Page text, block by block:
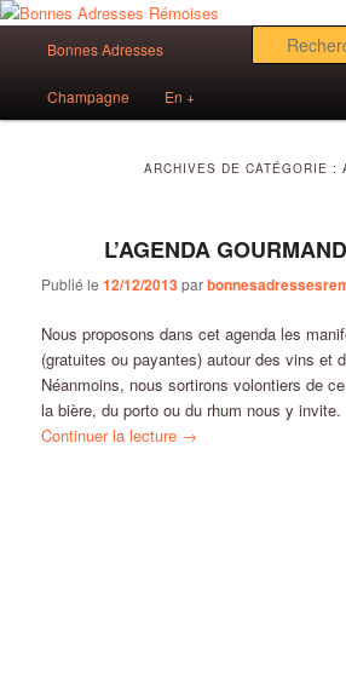
Aller
contenu
principal
Aller
contenu
secondaireBonnes Adresses
Des bonnes adresses sur Reims!
principal
Bonnes Adresses
Champagne En +
ARCHIVES DE CATÉGORIE :
L’AGENDA GOURMAND
Publié le12/12/2013par
Nous proposons dans cet agenda les
(gratuites ou payantes) autour des vins et
Néanmoins, nous sortirons volontiers de
la bière, du porto ou du rhum nous y invite.
Continuer la lecture →